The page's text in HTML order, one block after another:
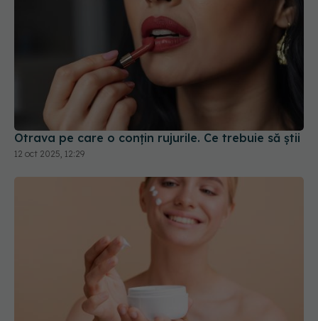
Otrava pe care o conțin rujurile. Ce trebuie să știi
12 oct 2025, 12:29
De ce recipientele din plastic pot compromite
crema de față